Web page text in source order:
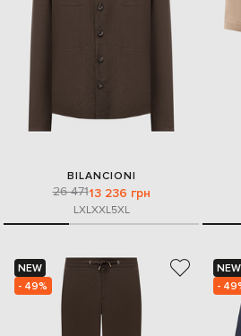
BILANCIONI
26 47113 236 грн
LXLXXL5XL
NEW
- 49%
NEW
-